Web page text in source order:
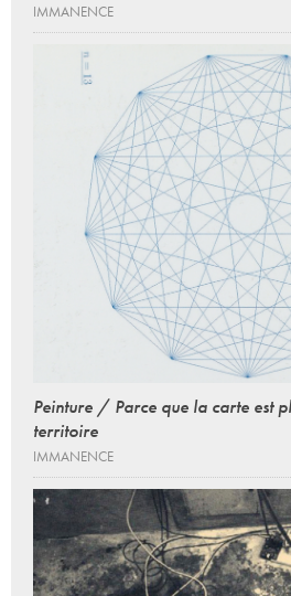
IMMANENCE
Peinture / Parce que la carte est
territoire
IMMANENCE